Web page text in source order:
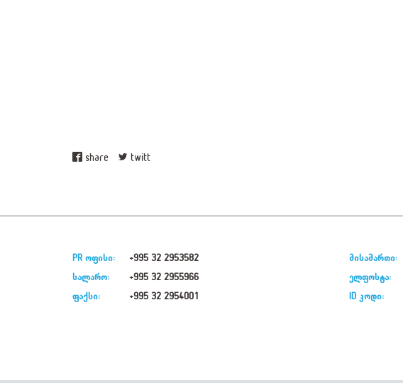
share twitt
PR ოფისი:
+995 32 2953582
სალარო:
+995 32 2955966
ფაქსი:
+995 32 2954001
მისამართი:
ელფოსტა:
ID კოდი: